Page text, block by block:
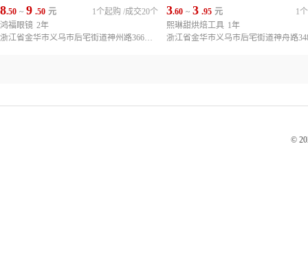
8.50 ~ 9 .50 元 成交20个
1个起购 /
鸿福眼镜 2年
浙江省金华市义乌市后宅街道神州路366号（义乌市天来文体制笔有限公司内3栋4楼）
3.60 ~ 3 .95 元
1
熙琳甜烘焙工具 1年
©